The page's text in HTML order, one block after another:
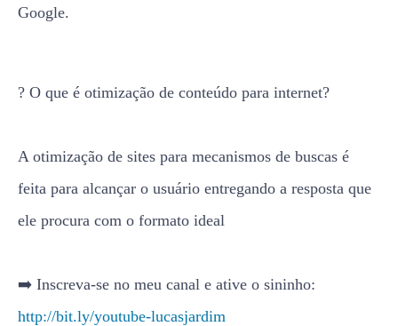
Google.
? O que é otimização de conteúdo para internet?
A otimização de sites para mecanismos de buscas é
feita para alcançar o usuário entregando a resposta que
ele procura com o formato ideal
➡️ Inscreva-se no meu canal e ative o sininho:
http://bit.ly/youtube-lucasjardim